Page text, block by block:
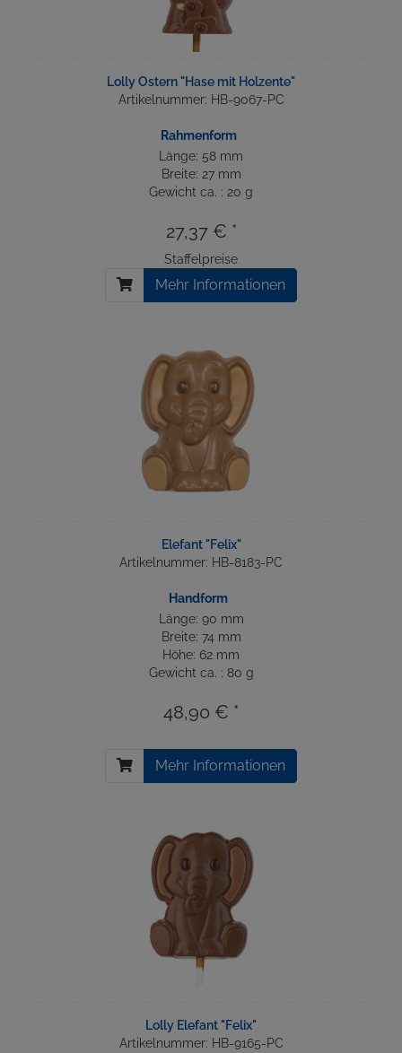
Lolly Ostern "Hase mit Holzente"
Artikelnummer: HB-9067-PC
Rahmenform
Länge: 58 mm
Breite: 27 mm
Gewicht ca. : 20 g
27,37 € *
Staffelpreise
Mehr Informationen
Elefant "Felix"
Artikelnummer: HB-8183-PC
Handform
Länge: 90 mm
Breite: 74 mm
Höhe: 62 mm
Gewicht ca. : 80 g
48,90 € *
Mehr Informationen
Lolly Elefant "Felix"
Artikelnummer: HB-9165-PC